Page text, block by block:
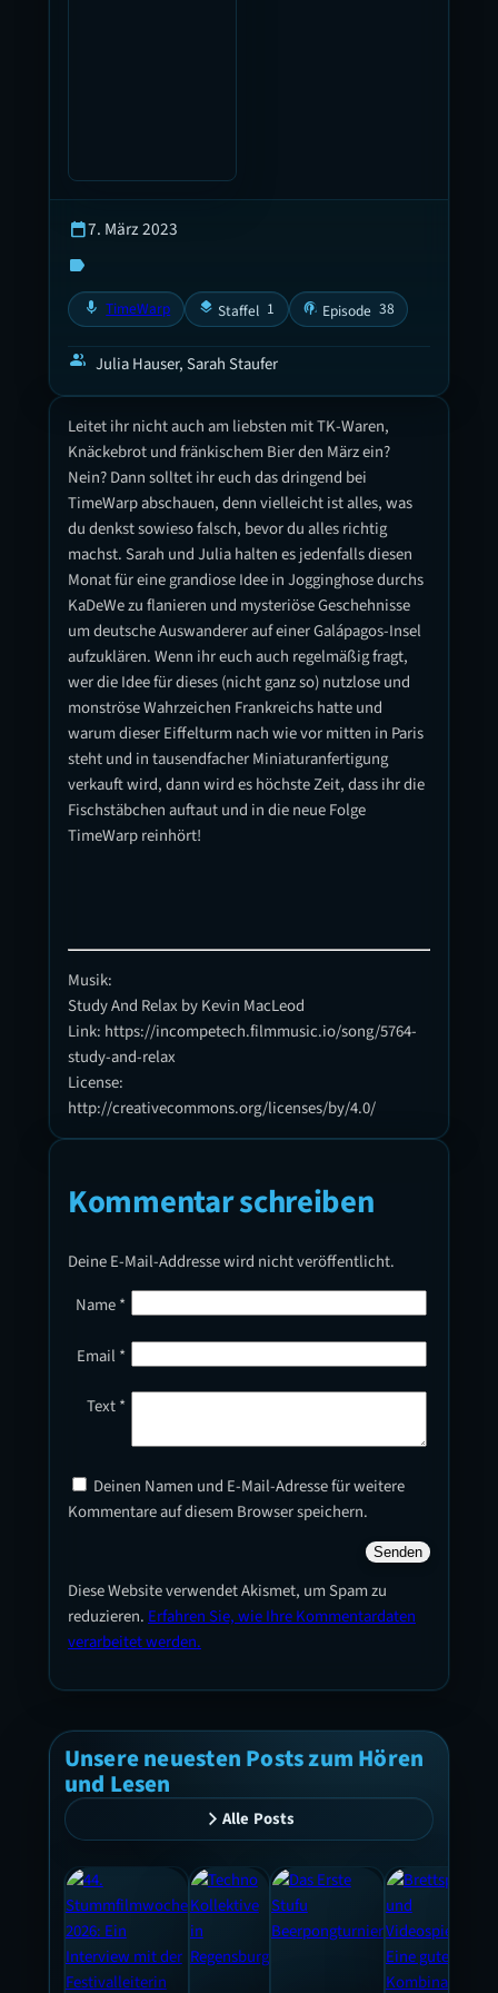
Leitet ihr nicht auch am liebsten mit TK-Waren,
Knäckebrot und fränkischem Bier den März ein?
Nein? Dann solltet ihr euch das dringend bei
TimeWarp abschauen, denn vielleicht ist alles, was
du denkst sowieso falsch, bevor du alles richtig
machst. Sarah und Julia halten es jedenfalls diesen
Monat für eine grandiose Idee in Jogginghose durchs
KaDeWe zu flanieren und mysteriöse Geschehnisse
um deutsche Auswanderer auf einer Galápagos-Insel
aufzuklären. Wenn ihr euch auch regelmäßig fragt,
wer die Idee für dieses (nicht ganz so) nutzlose und
monströse Wahrzeichen Frankreichs hatte und
warum dieser Eiffelturm nach wie vor mitten in Paris
steht und in tausendfacher Miniaturanfertigung
verkauft wird, dann wird es höchste Zeit, dass ihr die
Fischstäbchen auftaut und in die neue Folge
TimeWarp reinhört!
Musik:
Study And Relax by Kevin MacLeod
Link: https://incompetech.filmmusic.io/song/5764-
study-and-relax
License:
http://creativecommons.org/licenses/by/4.0/
Kommentar schreiben
Deine E-Mail-Addresse wird nicht veröffentlicht.
Name*
Email *
Text*
Deinen Namen und E-Mail-Adresse für weitere
Kommentare auf diesem Browser speichern.
Diese Website verwendet Akismet, um Spam zu
reduzieren.Erfahren Sie, wie Ihre Kommentardaten
verarbeitet werden.
calendar_today7. März 2023
label
mic TimeWarp layers Staffel 1 podcasts Episode 38
group Julia Hauser, Sarah Staufer
Unsere neuesten Posts zum Hören
und Lesen
Alle Posts